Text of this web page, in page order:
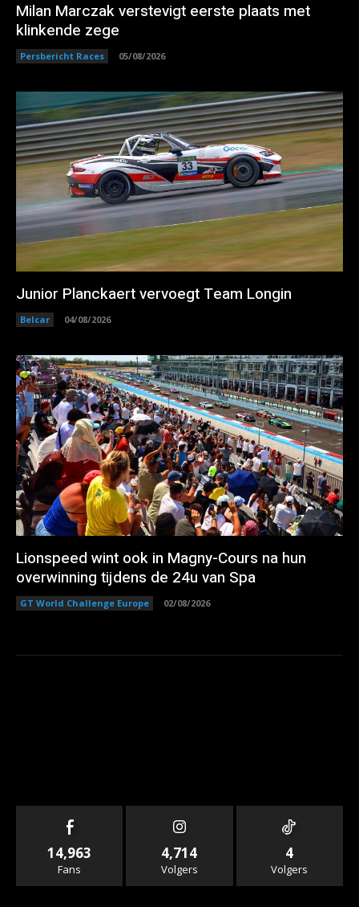
Milan Marczak verstevigt eerste plaats met
klinkende zege
Persbericht Races 05/08/2026
Junior Planckaert vervoegt Team Longin
Belcar 04/08/2026
Lionspeed wint ook in Magny-Cours na hun
overwinning tijdens de 24u van Spa
GT World Challenge Europe 02/08/2026
14,963
Fans
4,714
Volgers
4
Volgers